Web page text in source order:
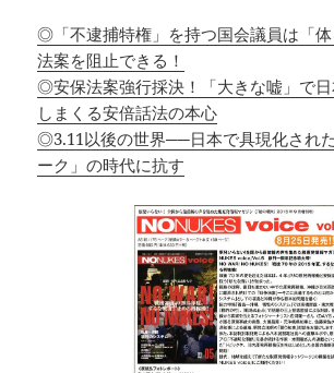
◎「不逮捕特権」を持つ国会議員は「
法案を阻止できる！
◎安保法案強行採決！「大きな嘘」で
しまくる安倍話法の本心
◎3.11以後の世界──日本で具現化され
ーク」の時代に抗す